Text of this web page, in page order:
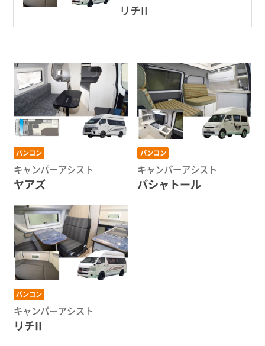
リチII
バンコン
キャンパーアシスト
ヤアズ
バンコン
キャンパーアシスト
バシャトール
バンコン
キャンパーアシスト
リチII